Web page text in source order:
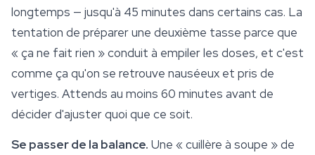
longtemps — jusqu'à 45 minutes dans certains cas. La
tentation de préparer une deuxième tasse parce que
« ça ne fait rien » conduit à empiler les doses, et c'est
comme ça qu'on se retrouve nauséeux et pris de
vertiges. Attends au moins 60 minutes avant de
décider d'ajuster quoi que ce soit.
Se passer de la balance. Une « cuillère à soupe » de